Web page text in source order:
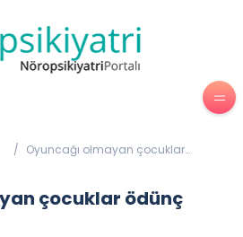
/ Oyuncağı olmayan çocuklar
çocuklar ödünç